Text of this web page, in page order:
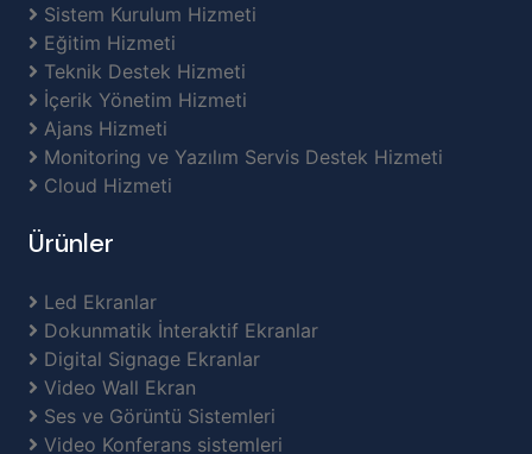
Sistem Kurulum Hizmeti
Eğitim Hizmeti
Teknik Destek Hizmeti
İçerik Yönetim Hizmeti
Ajans Hizmeti
Monitoring ve Yazılım Servis Destek Hizmeti
Cloud Hizmeti
Ürünler
Led Ekranlar
Dokunmatik İnteraktif Ekranlar
Digital Signage Ekranlar
Video Wall Ekran
Ses ve Görüntü Sistemleri
Video Konferans sistemleri